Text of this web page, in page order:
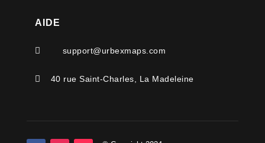
AIDE
 support@urbexmaps.com
 40 rue Saint-Charles, La Madeleine